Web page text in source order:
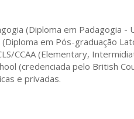
(Diploma em Padagogia -
em Pós-graduação
CCAA (Elementary,
(credenciada pelo British
e privadas.